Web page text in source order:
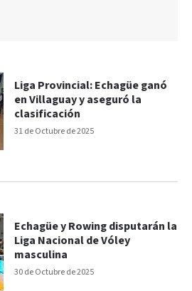
31 de Octubre de 2025
Liga Provincial: Echagüe ganó
en Villaguay y aseguró la
clasificación
30 de Octubre de 2025
Echagüe y Rowing disputarán la
Liga Nacional de Vóley
masculina